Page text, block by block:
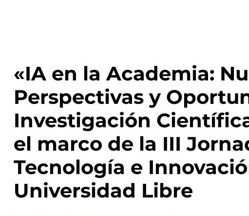
«IA en la Academia:
Perspectivas y
Investigación
el marco de la III
Tecnología e
Universidad Libre